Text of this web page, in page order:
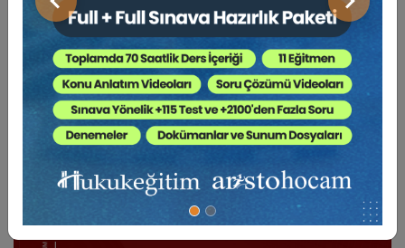
Önceki Sonraki
BENZER VIDEO EĞITIMLER
Video Eğitim Abonesi Ol: Sadece 5490 TL / Yıllık
Tüketici Hukuku Enstitüsü